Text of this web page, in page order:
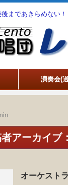
まであきらめない！
演奏会(
者アーカイ
オーケスト